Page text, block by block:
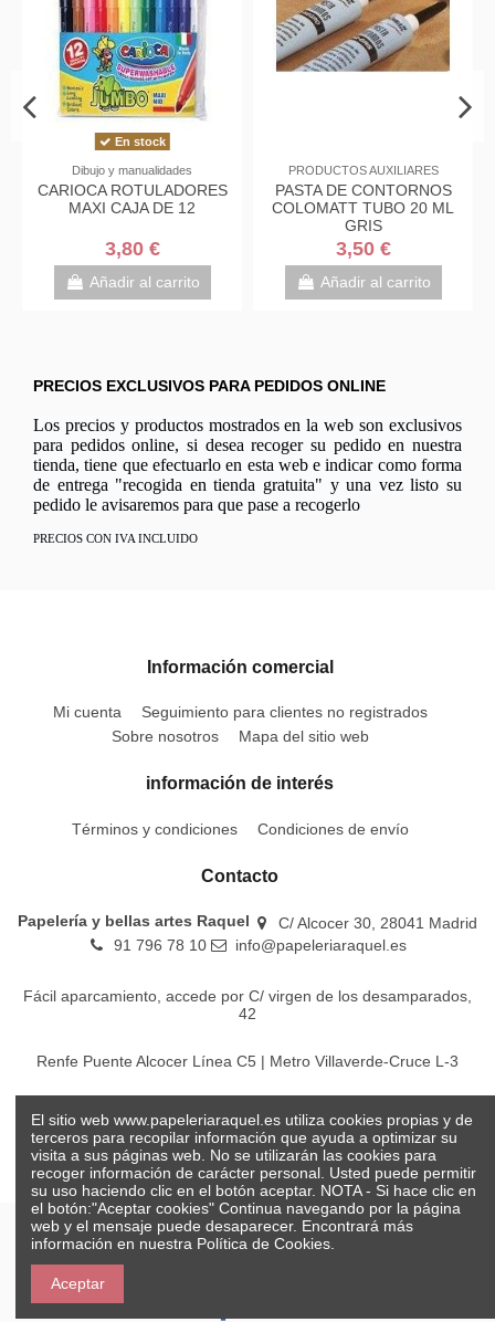
En stock
Dibujo y manualidades
CARIOCA ROTULADORES
MAXI CAJA DE 12
3,80 €
Añadir al carrito
PRODUCTOS AUXILIARES
PASTA DE CONTORNOS
COLOMATT TUBO 20 ML
GRIS
3,50 €
Añadir al carrito
PRECIOS EXCLUSIVOS PARA PEDIDOS ONLINE
Los precios y productos mostrados en la web son exclusivos
para pedidos online, si desea recoger su pedido en nuestra
tienda, tiene que efectuarlo en esta web e indicar como forma
de entrega "recogida en tienda gratuita" y una vez listo su
pedido le avisaremos para que pase a recogerlo
PRECIOS CON IVA INCLUIDO
Información comercial
Mi cuenta
Seguimiento para clientes no registrados
Sobre nosotros
Mapa del sitio web
información de interés
Términos y condiciones Condiciones de envío
Contacto
Papelería y bellas artes Raquel
C/ Alcocer 30, 28041 Madrid
91 796 78 10
info@papeleriaraquel.es
Fácil aparcamiento, accede por C/ virgen de los desamparados,
42
Renfe Puente Alcocer Línea C5 | Metro Villaverde-Cruce L-3
El sitio web www.papeleriaraquel.es utiliza cookies propias y de
terceros para recopilar información que ayuda a optimizar su
visita a sus páginas web. No se utilizarán las cookies para
recoger información de carácter personal. Usted puede permitir
su uso haciendo clic en el botón aceptar. NOTA - Si hace clic en
el botón:"Aceptar cookies" Continua navegando por la página
web y el mensaje puede desaparecer. Encontrará más
información en nuestra Política de Cookies.
Aceptar